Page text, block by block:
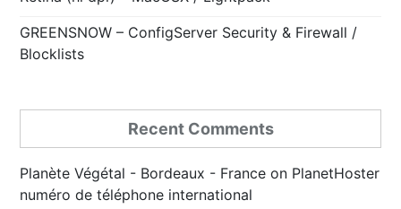
GREENSNOW – ConfigServer Security & Firewall /
Blocklists
Recent Comments
Planète Végétal - Bordeaux - France on PlanetHoster
numéro de téléphone international